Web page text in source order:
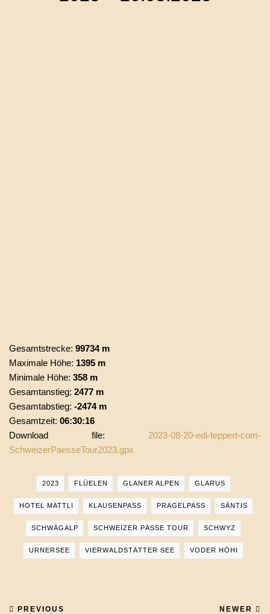
Gesamtstrecke: 99734 m
Maximale Höhe: 1395 m
Minimale Höhe: 358 m
Gesamtanstieg: 2477 m
Gesamtabstieg: -2474 m
Gesamtzeit: 06:30:16
Download file: 2023-08-20-edi-teppert-com-
SchweizerPaesseTour2023.gpx
2023 FLÜELEN GLANER ALPEN GLARUS
HOTEL MATTLI KLAUSENPASS PRAGELPASS SÄNTIS
SCHWÄGALP SCHWEIZER PÄSSE TOUR SCHWYZ
URNERSEE VIERWALDSTÄTTER SEE VODER HÖHI
PREVIOUS NEWER